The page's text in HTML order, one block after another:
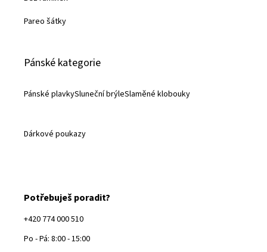
Pareo šátky
Pánské kategorie
Pánské plavkySluneční brýleSlaměné klobouky
Dárkové poukazy
Potřebuješ poradit?
+420 774 000 510
Po - Pá: 8:00 - 15:00